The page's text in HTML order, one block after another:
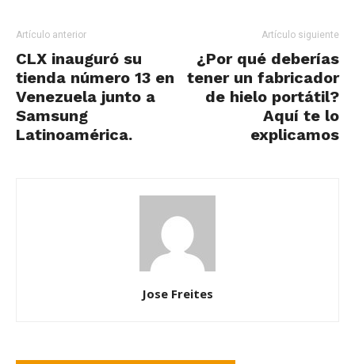
Artículo anterior
CLX inauguró su
tienda número 13 en
Venezuela junto a
Samsung
Latinoamérica.
Artículo siguiente
¿Por qué deberías
tener un fabricador
de hielo portátil?
Aquí te lo
explicamos
Jose Freites